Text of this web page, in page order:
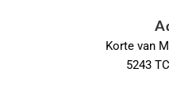
Korte van
5243